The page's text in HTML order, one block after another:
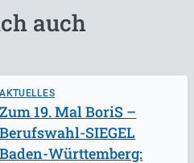
auch
AKTUELLES
Zum 19. Mal BoriS –
Berufswahl-SIEGEL
Baden-Württemberg: